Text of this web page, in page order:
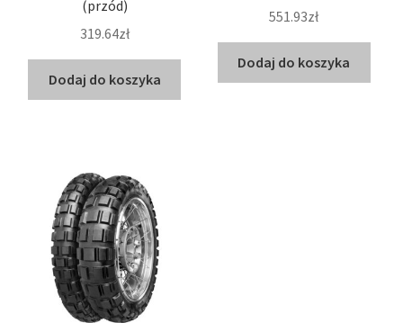
(przód)
319.64zł
Dodaj do koszyka
551.93zł
Dodaj do koszyka